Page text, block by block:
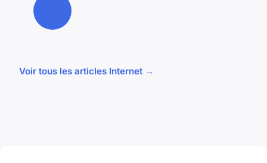
Voir tous les articles Internet →